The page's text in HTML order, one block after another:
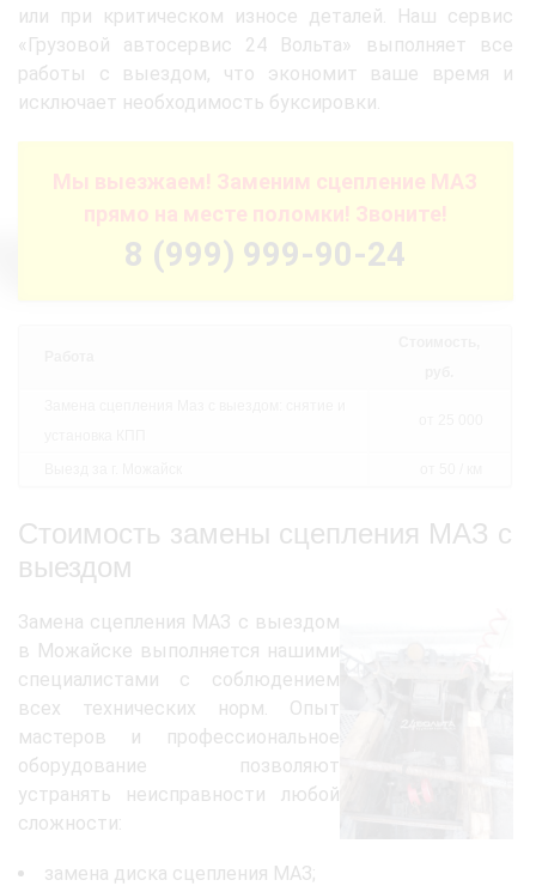
или при критическом износе деталей. Наш сервис
«Грузовой автосервис 24 Вольта» выполняет все
работы с выездом, что экономит ваше время и
исключает необходимость буксировки.
Мы выезжаем! Заменим сцепление МАЗ
прямо на месте поломки! Звоните!
8 (999) 999-90-24
Стоимость замены сцепления МАЗ с
выездом
Замена сцепления МАЗ с выездом
в Можайске выполняется нашими
специалистами с соблюдением
всех технических норм. Опыт
мастеров и профессиональное
оборудование позволяют
устранять неисправности любой
сложности:
замена диска сцепления МАЗ;